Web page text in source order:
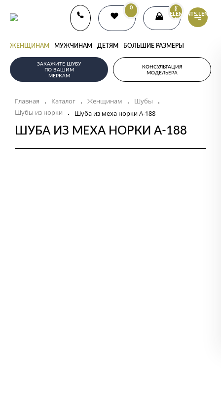
0
{{
ELEMENTS.LENGTH
}}
ЖЕНЩИНАМ МУЖЧИНАМ ДЕТЯМ БОЛЬШИЕ РАЗМЕРЫ
ЗАКАЖИТЕ ШУБУ
ПО ВАШИМ
МЕРКАМ
КОНСУЛЬТАЦИЯ
МОДЕЛЬЕРА
Главная . Каталог . Женщинам . Шубы .
Шубы из норки . Шуба из меха норки А-188
ШУБА ИЗ МЕХА НОРКИ А-188